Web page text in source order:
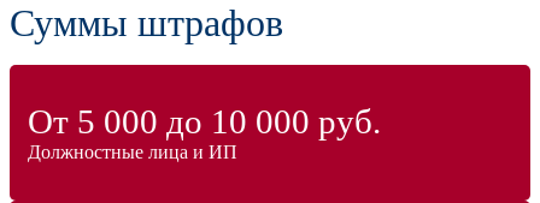
Суммы штрафов
От 5 000 до 10 000 руб.
Должностные лица и ИП